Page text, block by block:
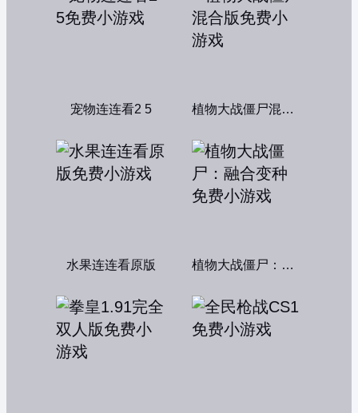
宠物连连看2 5 植物大战僵尸混合版
水果连连看原版 植物大战僵尸：融合变种